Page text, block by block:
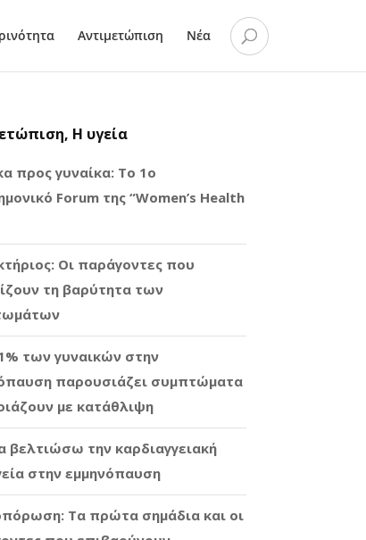
Αντιμετώπιση Νέα
Η υγεία
προς γυναίκα: Το 1ο
Forum της “Women’s Health
Οι παράγοντες που
τη βαρύτητα των
των γυναικών στην
παρουσιάζει συμπτώματα
με κατάθλιψη
βελτιώσω την καρδιαγγειακή
στην εμμηνόπαυση
Τα πρώτα σημάδια και οι